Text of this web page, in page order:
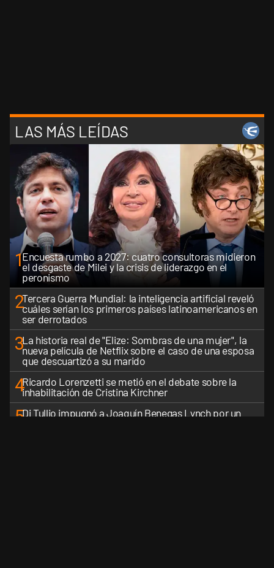
LAS MÁS LEÍDAS
1Encuesta rumbo a 2027: cuatro consultoras midieron
el desgaste de Milei y la crisis de liderazgo en el
peronismo
2Tercera Guerra Mundial: la inteligencia artificial reveló
cuáles serían los primeros países latinoamericanos en
ser derrotados
3La historia real de "Elize: Sombras de una mujer", la
nueva película de Netflix sobre el caso de una esposa
que descuartizó a su marido
4Ricardo Lorenzetti se metió en el debate sobre la
inhabilitación de Cristina Kirchner
5Di Tullio impugnó a Joaquín Benegas Lynch por un